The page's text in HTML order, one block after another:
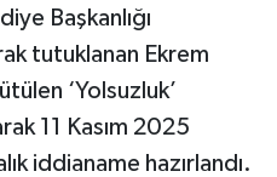
Başkanlığı
tutuklanan Ekrem
‘Yolsuzluk’
11 Kasım 2025
iddianame hazırlandı.